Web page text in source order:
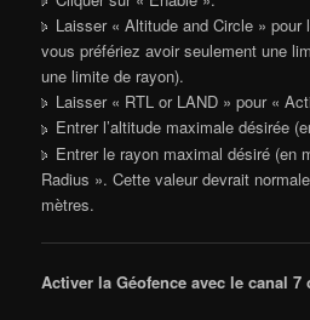
Laisser « Altitude and Circle » pour
vous préfériez avoir seulement une
une limite de rayon).
Laisser « RTL or LAND » pour «
Entrer l’altitude maximale désirée
Entrer le rayon maximal désiré (en
Radius ». Cette valeur devrait
mètres.
Activer la Géofence avec le canal 7